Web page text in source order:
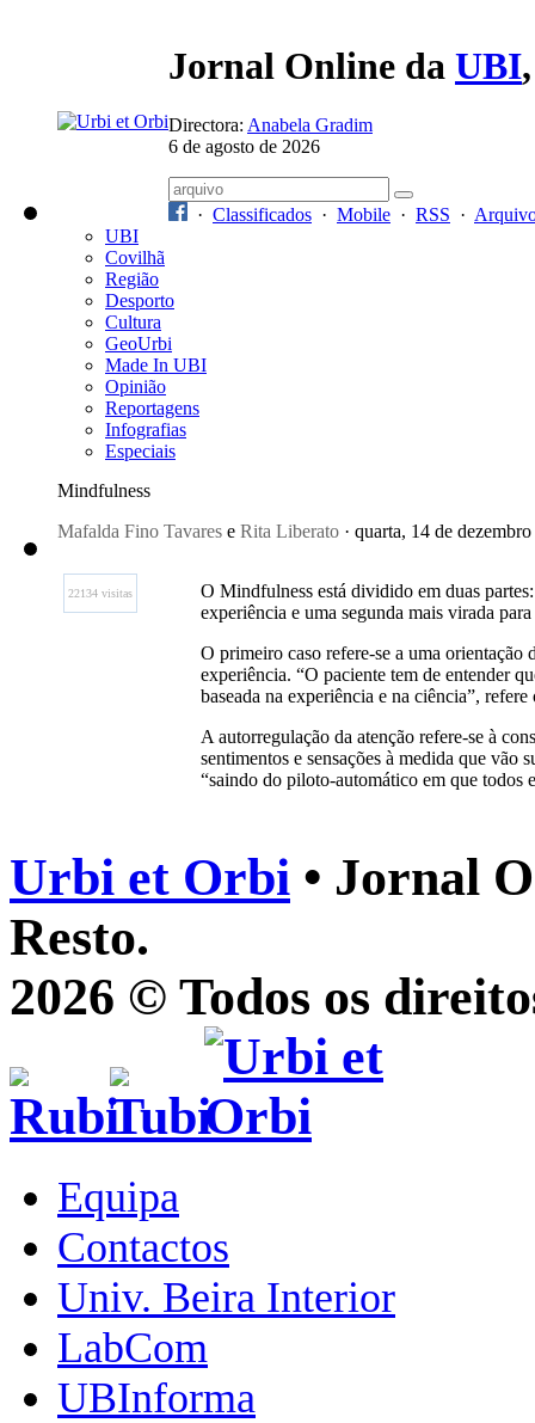
Jornal Online da UBI
Directora: Anabela Gradim
6 de agosto de 2026
· Classificados · Mobile · RSS ·
UBI
Covilhã
Região
Desporto
Cultura
GeoUrbi
Made In UBI
Opinião
Reportagens
Infografias
Especiais
Mindfulness
Mafalda Fino Tavares e Rita Liberato · quarta, 14 de
22134 visitas
O Mindfulness está dividido em duas
experiência e uma segunda mais virada
O primeiro caso refere-se a uma orientação
experiência. “O paciente tem de entender
baseada na experiência e na ciência”, refere
A autorregulação da atenção refere-se à
sentimentos e sensações à medida que vão
“saindo do piloto-automático em que todos
Urbi et Orbi • Jornal
Resto.
2026 © Todos os
Equipa
Contactos
Univ. Beira Interior
LabCom
UBInforma